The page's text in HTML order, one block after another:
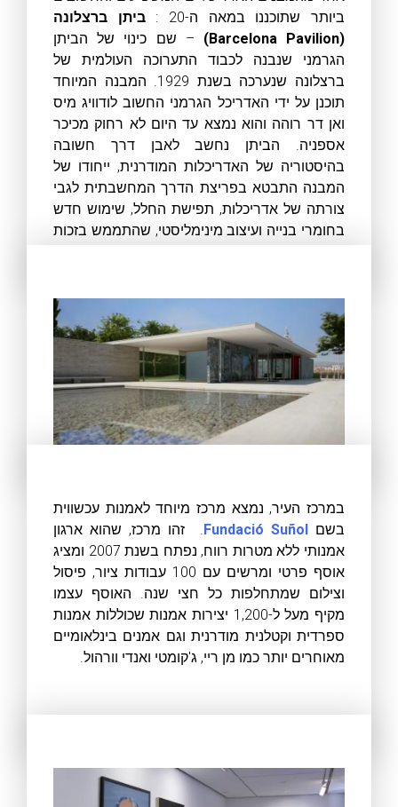
ביותר שתוכננו במאה ה-20 :
ביתן ברצלונה
(Barcelona Pavilion)
– שם כינוי של הביתן
הגרמני שנבנה לכבוד התערוכה העולמית של
ברצלונה שנערכה בשנת 1929. המבנה המיוחד
תוכנן על ידי האדריכל הגרמני החשוב לודוויג מיס
ואן דר רוהה והוא נמצא עד היום לא רחוק מכיכר
אספניה. הביתן נחשב לאבן דרך חשובה
בהיסטוריה של האדריכלות המודרנית, ייחודו של
המבנה התבטא בפריצת הדרך המחשבתית לגבי
צורתה של אדריכלות, תפישת החלל, שימוש חדש
בחומרי בנייה ועיצוב מינימליסטי, שהתממש בזכות
במרכז העיר, נמצא מרכז מיוחד לאמנות עכשווית
בשםFundació Suñol . זהו מרכז, שהוא ארגון
אמנותי ללא מטרות רווח, נפתח בשנת 2007 ומציג
אוסף פרטי ומרשים עם 100 עבודות ציור, פיסול
וצילום שמתחלפות כל חצי שנה. האוסף עצמו
מקיף מעל ל-1,200 יצירות אמנות שכוללות אמנות
ספרדית וקטלנית מודרנית וגם אמנים בינלאומיים
מאוחרים יותר כמו מן ריי, ג'קומטי ואנדי וורהול.